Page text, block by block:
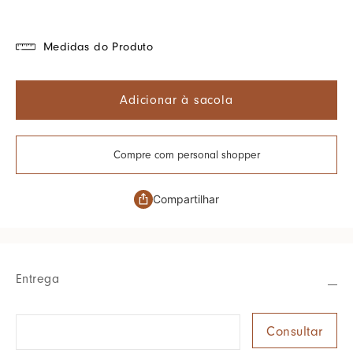
Medidas do Produto
Adicionar à sacola
Compre com personal shopper
Compartilhar
Entrega